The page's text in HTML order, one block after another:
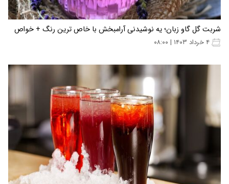
شربت گل گاو زبان؛ یه نوشیدنی آرامبخش با خاص ترین رنگ + خواص